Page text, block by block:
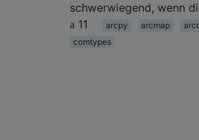
schwerwiegend, wenn
11
arcpy arcmap
comtypes